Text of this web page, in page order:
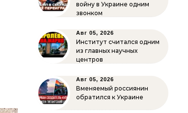
войну в Украине одним
звонком
Авг 05, 2026
Институт считался одним
из главных научных
центров
Авг 05, 2026
Вменяемый россиянин
обратился к Украине